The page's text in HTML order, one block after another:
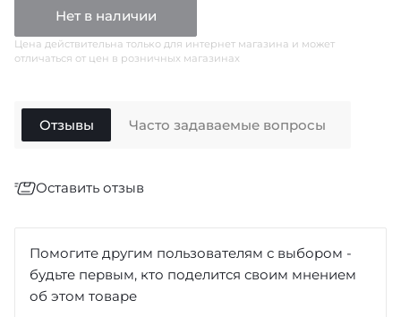
Нет в наличии
Цена действительна только для интернет магазина и может
отличаться от цен в розничных магазинах
Отзывы
Оставить отзыв
Помогите другим пользователям с выбором -
будьте первым, кто поделится своим мнением
об этом товаре
Часто задаваемые вопросы